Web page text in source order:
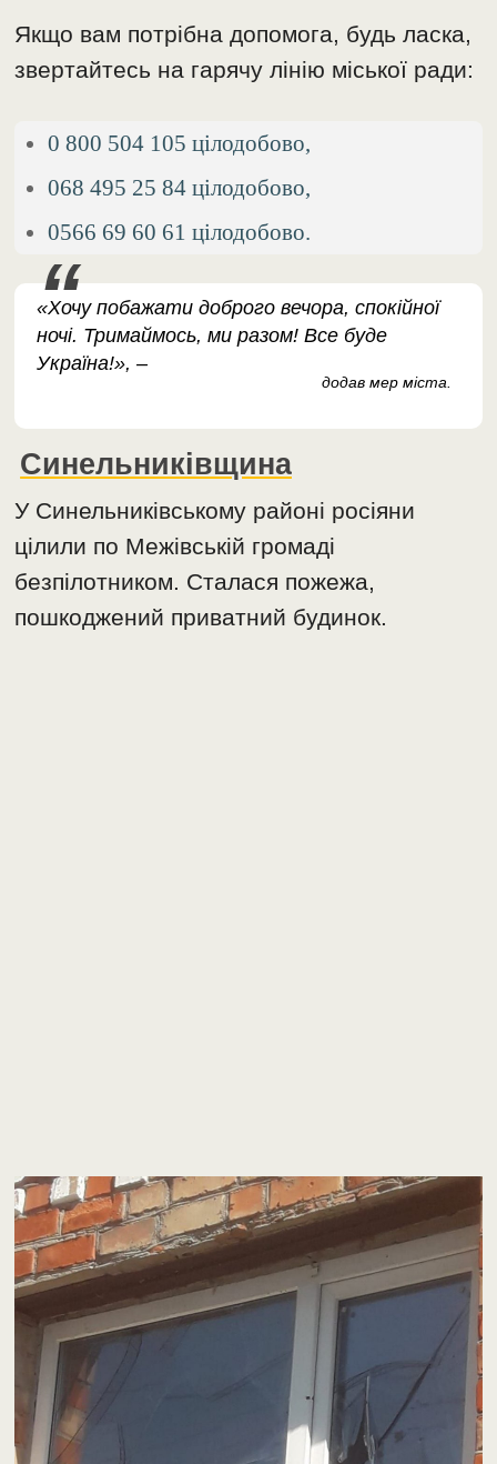
Якщо вам потрібна допомога, будь ласка,
звертайтесь на гарячу лінію міської ради:
0 800 504 105 цілодобово,
068 495 25 84 цілодобово,
0566 69 60 61 цілодобово.
«Хочу побажати доброго вечора, спокійної
ночі. Тримаймось, ми разом! Все буде
Україна!», –
додав мер міста.
Синельниківщина
У Синельниківському районі росіяни
цілили по Межівській громаді
безпілотником. Сталася пожежа,
пошкоджений приватний будинок.